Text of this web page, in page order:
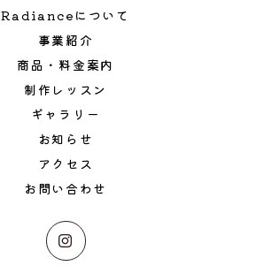
Radianceについて
事業紹介
商品・料金案内
制作レッスン
ギャラリー
お知らせ
アクセス
お問い合わせ